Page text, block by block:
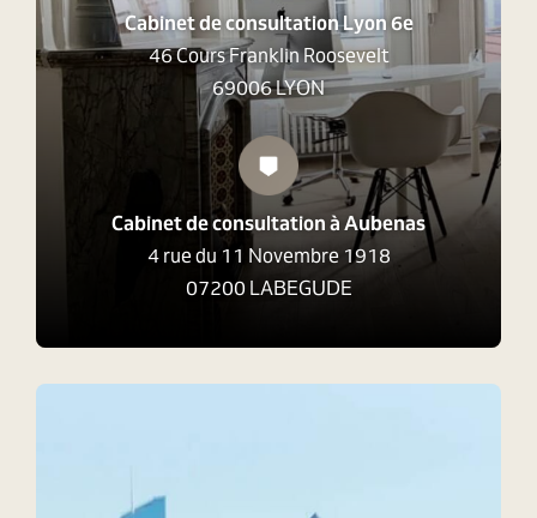
Cabinet de consultation Lyon 6e
46 Cours Franklin Roosevelt
69006 LYON
Cabinet de consultation à Aubenas
4 rue du 11 Novembre 1918
07200 LABEGUDE